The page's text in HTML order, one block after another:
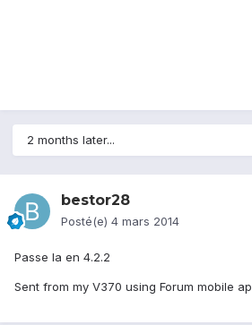
2 months later...
bestor28
Posté(e) 4 mars 2014
Passe la en 4.2.2
Sent from my V370 using Forum mobile